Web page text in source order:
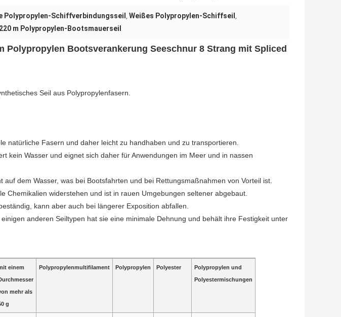
Polypropylen-Schiffverbindungsseil , Weißes Polypropylen-Schiffseil ,
m Polypropylen-Bootsmauerseil
Polypropylen Bootsverankerung Seeschnur 8 Strang mit Spliced
Seil aus Polypropylenfasern.
natürliche Fasern und daher leicht zu handhaben und zu transportieren.
kein Wasser und eignet sich daher für Anwendungen im Meer und in nassen
auf dem Wasser, was bei Bootsfahrten und bei Rettungsmaßnahmen von Vorteil ist.
Chemikalien widerstehen und ist in rauen Umgebungen seltener abgebaut.
kann aber auch bei längerer Exposition abfallen.
anderen Seiltypen hat sie eine minimale Dehnung und behält ihre Festigkeit unter
einem
mehr als
g
Polypropylenmultifilament Polypropylen Polyester
Polypropylen und
Polyestermischungen